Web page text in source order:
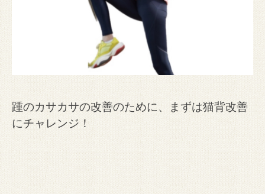
踵のカサカサの改善のために、まずは猫背改善
にチャレンジ！